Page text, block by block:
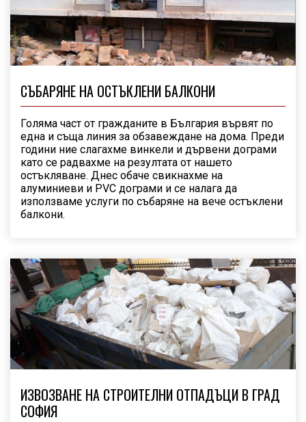
СЪБАРЯНЕ НА ОСТЪКЛЕНИ БАЛКОНИ
Голяма част от гражданите в България вървят по
една и съща линия за обзавеждане на дома. Преди
години ние слагахме винкели и дървени дограми
като се радвахме на резултата от нашето
остъкляване. Днес обаче свикнахме на
алуминиеви и PVC дограми и се налага да
използваме услуги по събаряне на вече остъклени
балкони.
ИЗВОЗВАНЕ НА СТРОИТЕЛНИ ОТПАДЪЦИ В ГРАД
СОФИЯ